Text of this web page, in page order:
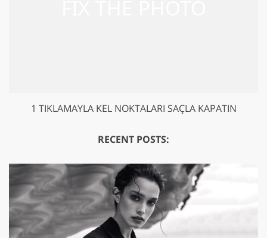
1 TIKLAMAYLA KEL NOKTALARI SAÇLA KAPATIN
RECENT POSTS:
GET 50% OFF CREATIVE CLOUD